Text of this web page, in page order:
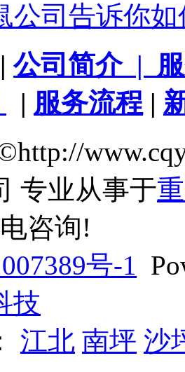
公司告诉你
| 公司简介| 服
| 服务流程 |
专业从事于
咨询!
号-1
技
江北 南坪 沙